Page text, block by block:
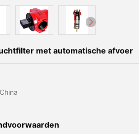
met automatische afvoer